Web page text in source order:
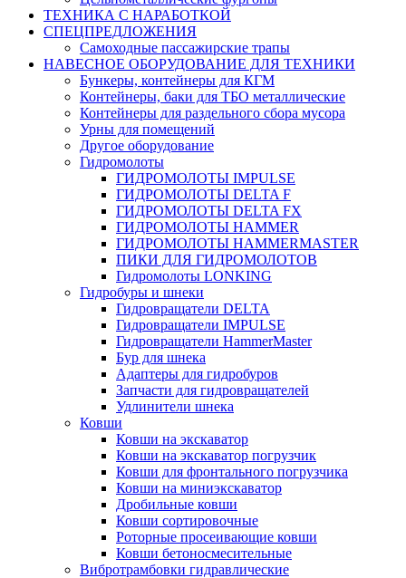
ТЕХНИКА С НАРАБОТКОЙ
СПЕЦПРЕДЛОЖЕНИЯ
Самоходные пассажирские трапы
НАВЕСНОЕ ОБОРУДОВАНИЕ ДЛЯ ТЕХНИКИ
Бункеры, контейнеры для КГМ
Контейнеры, баки для ТБО металлические
Контейнеры для раздельного сбора мусора
Урны для помещений
Другое оборудование
Гидромолоты
ГИДРОМОЛОТЫ IMPULSE
ГИДРОМОЛОТЫ DELTA F
ГИДРОМОЛОТЫ DELTA FX
ГИДРОМОЛОТЫ HAMMER
ГИДРОМОЛОТЫ HAMMERMASTER
ПИКИ ДЛЯ ГИДРОМОЛОТОВ
Гидромолоты LONKING
Гидробуры и шнеки
Гидровращатели DELTA
Гидровращатели IMPULSE
Гидровращатели HammerMaster
Бур для шнека
Адаптеры для гидробуров
Запчасти для гидровращателей
Удлинители шнека
Ковши
Ковши на экскаватор
Ковши на экскаватор погрузчик
Ковши для фронтального погрузчика
Ковши на миниэкскаватор
Дробильные ковши
Ковши сортировочные
Роторные просеивающие ковши
Ковши бетоносмесительные
Вибротрамбовки гидравлические